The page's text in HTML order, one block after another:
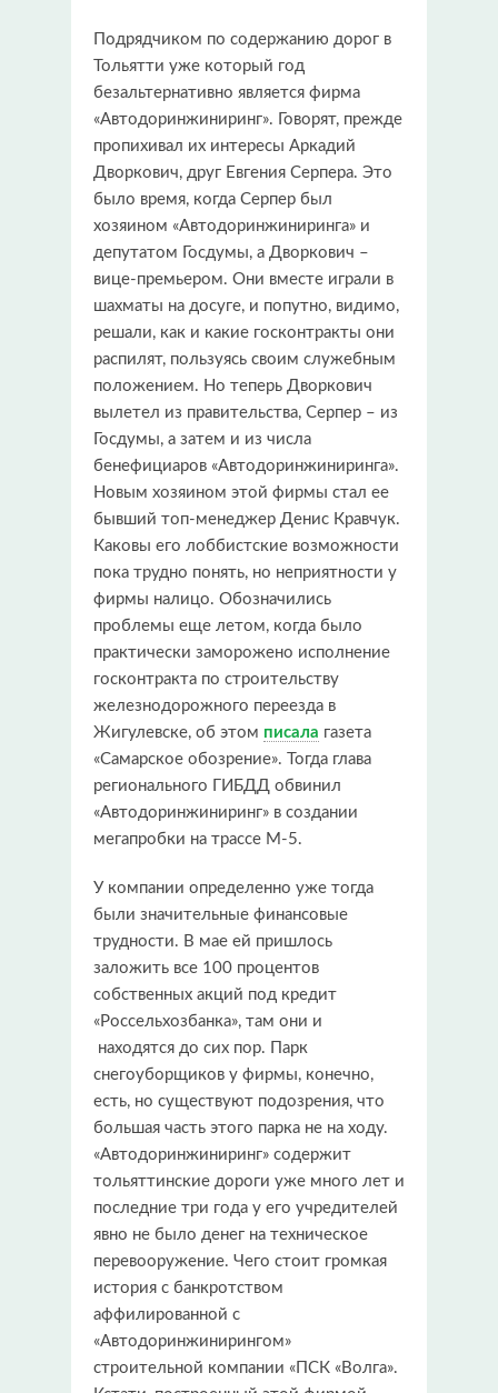
Подрядчиком по содержанию дорог в
Тольятти уже который год
безальтернативно является фирма
«Автодоринжиниринг». Говорят, прежде
пропихивал их интересы Аркадий
Дворкович, друг Евгения Серпера. Это
было время, когда Серпер был
хозяином «Автодоринжиниринга» и
депутатом Госдумы, а Дворкович –
вице-премьером. Они вместе играли в
шахматы на досуге, и попутно, видимо,
решали, как и какие госконтракты они
распилят, пользуясь своим служебным
положением. Но теперь Дворкович
вылетел из правительства, Серпер – из
Госдумы, а затем и из числа
бенефициаров «Автодоринжиниринга».
Новым хозяином этой фирмы стал ее
бывший топ-менеджер Денис Кравчук.
Каковы его лоббистские возможности
пока трудно понять, но неприятности у
фирмы налицо. Обозначились
проблемы еще летом, когда было
практически заморожено исполнение
госконтракта по строительству
железнодорожного переезда в
Жигулевске, об этом писала газета
«Самарское обозрение». Тогда глава
регионального ГИБДД обвинил
«Автодоринжиниринг» в создании
мегапробки на трассе М-5.
У компании определенно уже тогда
были значительные финансовые
трудности. В мае ей пришлось
заложить все 100 процентов
собственных акций под кредит
«Россельхозбанка», там они и
находятся до сих пор. Парк
снегоуборщиков у фирмы, конечно,
есть, но существуют подозрения, что
большая часть этого парка не на ходу.
«Автодоринжиниринг» содержит
тольяттинские дороги уже много лет и
последние три года у его учредителей
явно не было денег на техническое
перевооружение. Чего стоит громкая
история с банкротством
аффилированной с
«Автодоринжинирингом»
строительной компании «ПСК «Волга».